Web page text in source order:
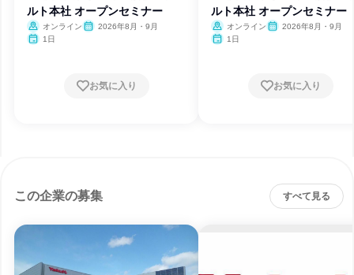
ルト本社 オープンセミナー
オンライン
2026年8月・9月
1日
お気に入り
ルト本社 オープンセミナー
オンライン
2026年8月・9月
1日
お気に入り
この企業の募集 すべて見る